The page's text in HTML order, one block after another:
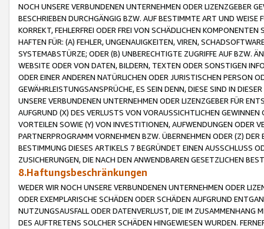
NOCH UNSERE VERBUNDENEN UNTERNEHMEN ODER LIZENZGEBER
BESCHRIEBEN DURCHGÄNGIG BZW. AUF BESTIMMTE ART UND
KORREKT, FEHLERFREI ODER FREI VON SCHÄDLICHEN
HAFTEN FÜR: (A) FEHLER, UNGENAUIGKEITEN, VIREN,
SYSTEMABSTÜRZE; ODER (B) UNBERECHTIGTE ZUGRIFFE AUF BZW.
WEBSITE ODER VON DATEN, BILDERN, TEXTEN ODER SONSTIGEN
ODER EINER ANDEREN NATÜRLICHEN ODER JURISTISCHEN PERSON
GEWÄHRLEISTUNGSANSPRÜCHE, ES SEIN DENN, DIESE SIND IN
UNSERE VERBUNDENEN UNTERNEHMEN ODER LIZENZGEBER FÜR
AUFGRUND (X) DES VERLUSTS VON VORAUSSICHTLICHEN
VORTEILEN SOWIE (Y) VON INVESTITIONEN, AUFWENDUNGEN ODER
PARTNERPROGRAMM VORNEHMEN BZW. ÜBERNEHMEN ODER (Z)
BESTIMMUNG DIESES ARTIKELS 7 BEGRÜNDET EINEN AUSSCHLUSS
ZUSICHERUNGEN, DIE NACH DEN ANWENDBAREN GESETZLICHEN
8.Haftungsbeschränkungen
WEDER WIR NOCH UNSERE VERBUNDENEN UNTERNEHMEN ODER
ODER EXEMPLARISCHE SCHÄDEN ODER SCHÄDEN AUFGRUND
NUTZUNGSAUSFALL ODER DATENVERLUST, DIE IM ZUSAMMENHANG
DES AUFTRETENS SOLCHER SCHÄDEN HINGEWIESEN WURDEN.